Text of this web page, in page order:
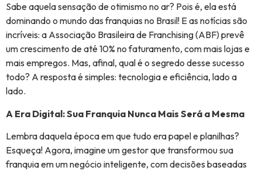
Sabe aquela sensação de otimismo no ar? Pois é, ela está
dominando o mundo das franquias no Brasil! E as notícias são
incríveis: a Associação Brasileira de Franchising (ABF) prevê
um crescimento de até 10% no faturamento, com mais lojas e
mais empregos. Mas, afinal, qual é o segredo desse sucesso
todo? A resposta é simples: tecnologia e eficiência, lado a
lado.
A Era Digital: Sua Franquia Nunca Mais Será a Mesma
Lembra daquela época em que tudo era papel e planilhas?
Esqueça! Agora, imagine um gestor que transformou sua
franquia em um negócio inteligente, com decisões baseadas